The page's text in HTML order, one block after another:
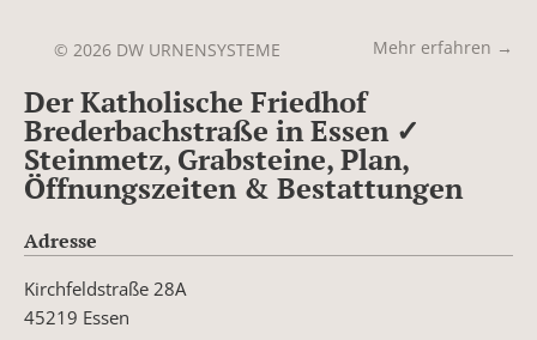
© 2026 DW URNENSYSTEME Mehr erfahren →
Der Katholische Friedhof
Brederbachstraße in Essen ✓
Steinmetz, Grabsteine, Plan,
Öffnungszeiten & Bestattungen
Adresse
Kirchfeldstraße 28A
45219 Essen